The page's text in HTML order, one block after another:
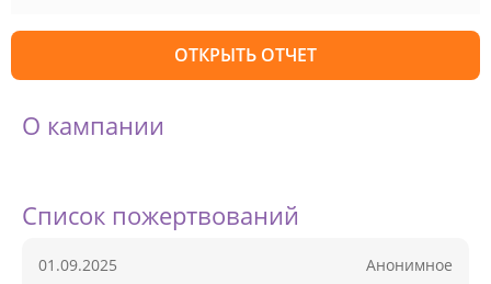
ОТКРЫТЬ ОТЧЕТ
О кампании
Список пожертвований
01.09.2025 Анонимное